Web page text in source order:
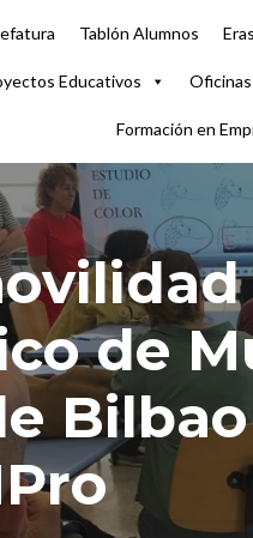
Tablón Alumnos
Educativos Oficinas
Formación en
de